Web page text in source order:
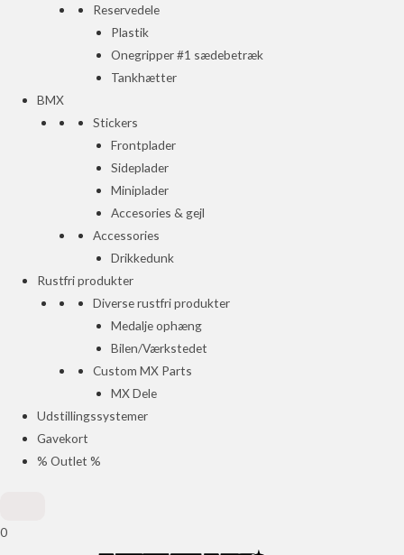
Reservedele
Plastik
Onegripper #1 sædebetræk
Tankhætter
BMX
Stickers
Frontplader
Sideplader
Miniplader
Accesories & gejl
Accessories
Drikkedunk
Rustfri produkter
Diverse rustfri produkter
Medalje ophæng
Bilen/Værkstedet
Custom MX Parts
MX Dele
Udstillingssystemer
Gavekort
% Outlet %
0